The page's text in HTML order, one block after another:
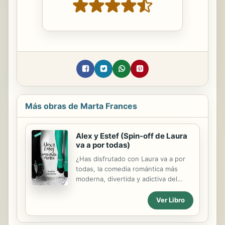
Más obras de Marta Frances
Alex y Estef (Spin-off de Laura
va a por todas)
¿Has disfrutado con Laura va a por
todas, la comedia romántica más
moderna, divertida y adictiva del
perderte este Spin-off de la novela
protagonizado por Alex y Estefi. -
Ver Libro